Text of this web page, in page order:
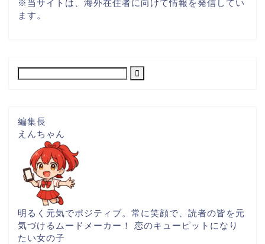
※ 当サイトは、海外在住者に向けて情報を発信してい
ます。
編集長
えんちゃん
明るく元気でポジティブ。常に笑顔で、読者の皆を元
気づけるムードメーカー！ 恋のキューピットになり
たい女の子